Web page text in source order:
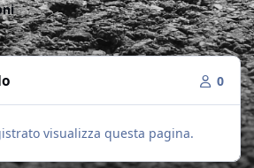
0
visualizza questa pagina.